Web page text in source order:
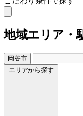
地域エリア・
岡谷市
エリアから探す